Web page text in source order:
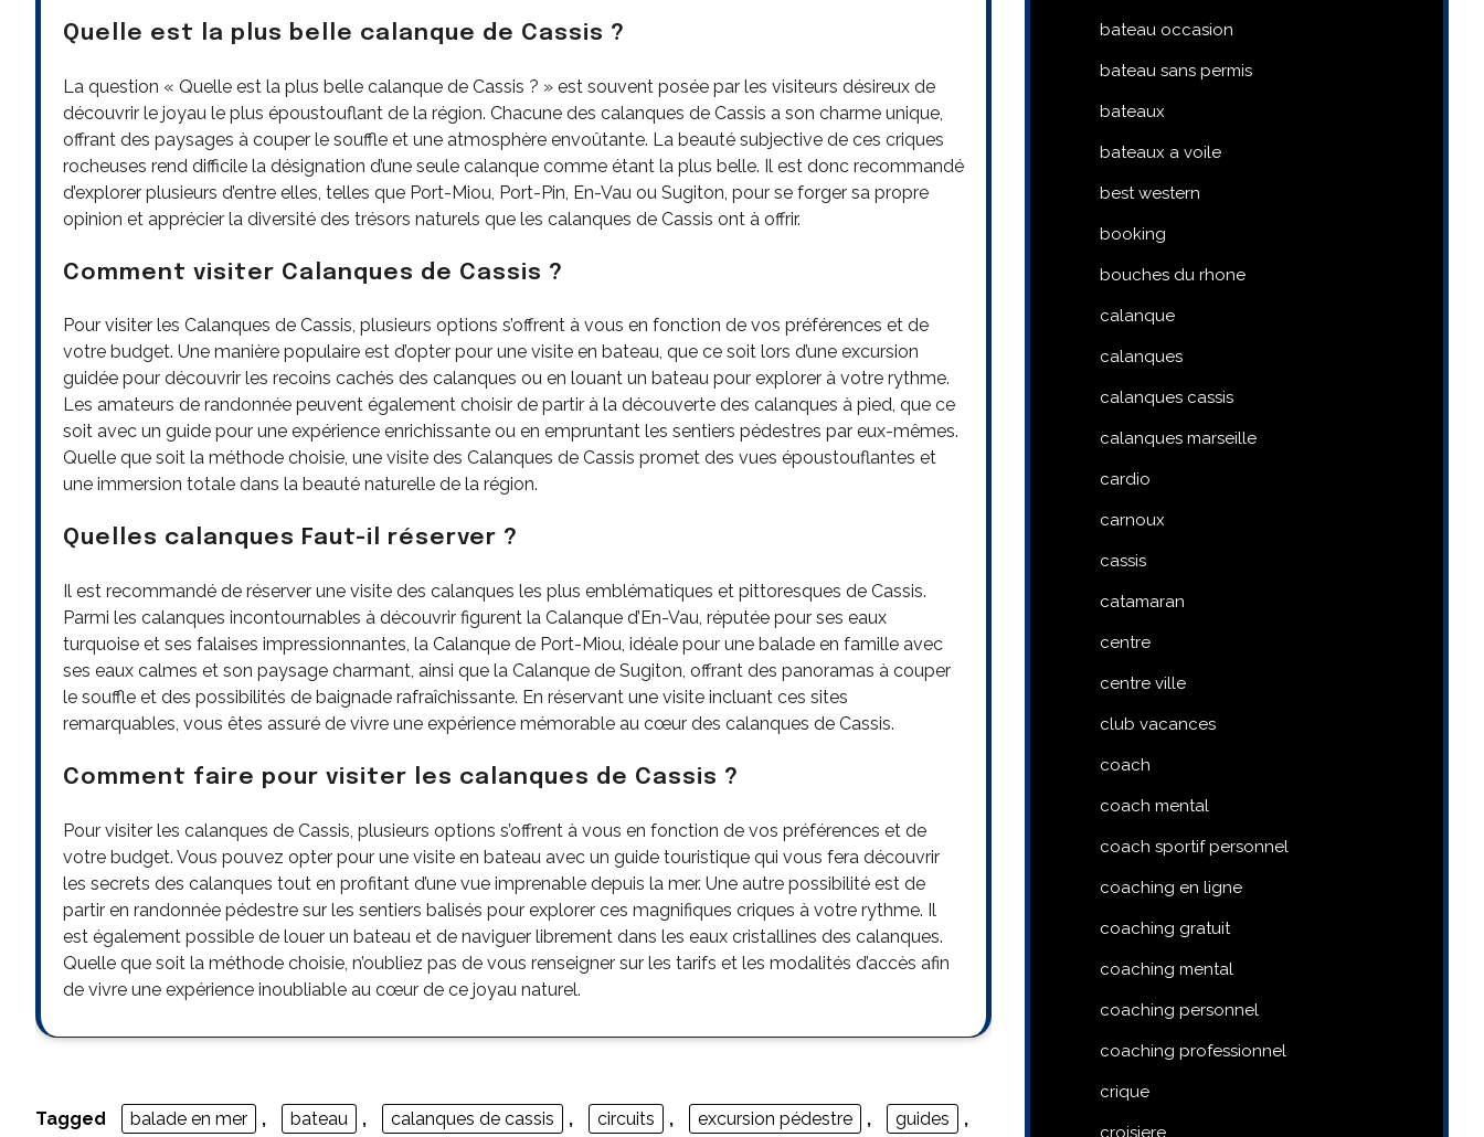
Quelle est la plus belle calanque de Cassis ?
La question « Quelle est la plus belle calanque de Cassis ? » est souvent posée par les visiteurs désireux de
découvrir le joyau le plus époustouflant de la région. Chacune des calanques de Cassis a son charme unique,
offrant des paysages à couper le souffle et une atmosphère envoûtante. La beauté subjective de ces criques
rocheuses rend difficile la désignation d’une seule calanque comme étant la plus belle. Il est donc recommandé
d’explorer plusieurs d’entre elles, telles que Port-Miou, Port-Pin, En-Vau ou Sugiton, pour se forger sa propre
opinion et apprécier la diversité des trésors naturels que les calanques de Cassis ont à offrir.
Comment visiter Calanques de Cassis ?
Pour visiter les Calanques de Cassis, plusieurs options s’offrent à vous en fonction de vos préférences et de
votre budget. Une manière populaire est d’opter pour une visite en bateau, que ce soit lors d’une excursion
guidée pour découvrir les recoins cachés des calanques ou en louant un bateau pour explorer à votre rythme.
Les amateurs de randonnée peuvent également choisir de partir à la découverte des calanques à pied, que ce
soit avec un guide pour une expérience enrichissante ou en empruntant les sentiers pédestres par eux-mêmes.
Quelle que soit la méthode choisie, une visite des Calanques de Cassis promet des vues époustouflantes et
une immersion totale dans la beauté naturelle de la région.
Quelles calanques Faut-il réserver ?
Il est recommandé de réserver une visite des calanques les plus emblématiques et pittoresques de Cassis.
Parmi les calanques incontournables à découvrir figurent la Calanque d’En-Vau, réputée pour ses eaux
turquoise et ses falaises impressionnantes, la Calanque de Port-Miou, idéale pour une balade en famille avec
ses eaux calmes et son paysage charmant, ainsi que la Calanque de Sugiton, offrant des panoramas à couper
le souffle et des possibilités de baignade rafraîchissante. En réservant une visite incluant ces sites
remarquables, vous êtes assuré de vivre une expérience mémorable au cœur des calanques de Cassis.
Comment faire pour visiter les calanques de Cassis ?
Pour visiter les calanques de Cassis, plusieurs options s’offrent à vous en fonction de vos préférences et de
votre budget. Vous pouvez opter pour une visite en bateau avec un guide touristique qui vous fera découvrir
les secrets des calanques tout en profitant d’une vue imprenable depuis la mer. Une autre possibilité est de
partir en randonnée pédestre sur les sentiers balisés pour explorer ces magnifiques criques à votre rythme. Il
est également possible de louer un bateau et de naviguer librement dans les eaux cristallines des calanques.
Quelle que soit la méthode choisie, n’oubliez pas de vous renseigner sur les tarifs et les modalités d’accès afin
de vivre une expérience inoubliable au cœur de ce joyau naturel.
Tagged balade en mer , bateau , calanques de cassis , circuits , excursion pédestre , guides ,
bateau occasion
bateau sans permis
bateaux
bateaux a voile
best western
booking
bouches du rhone
calanque
calanques
calanques cassis
calanques marseille
cardio
carnoux
cassis
catamaran
centre
centre ville
club vacances
coach
coach mental
coach sportif personnel
coaching en ligne
coaching gratuit
coaching mental
coaching personnel
coaching professionnel
crique
croisiere